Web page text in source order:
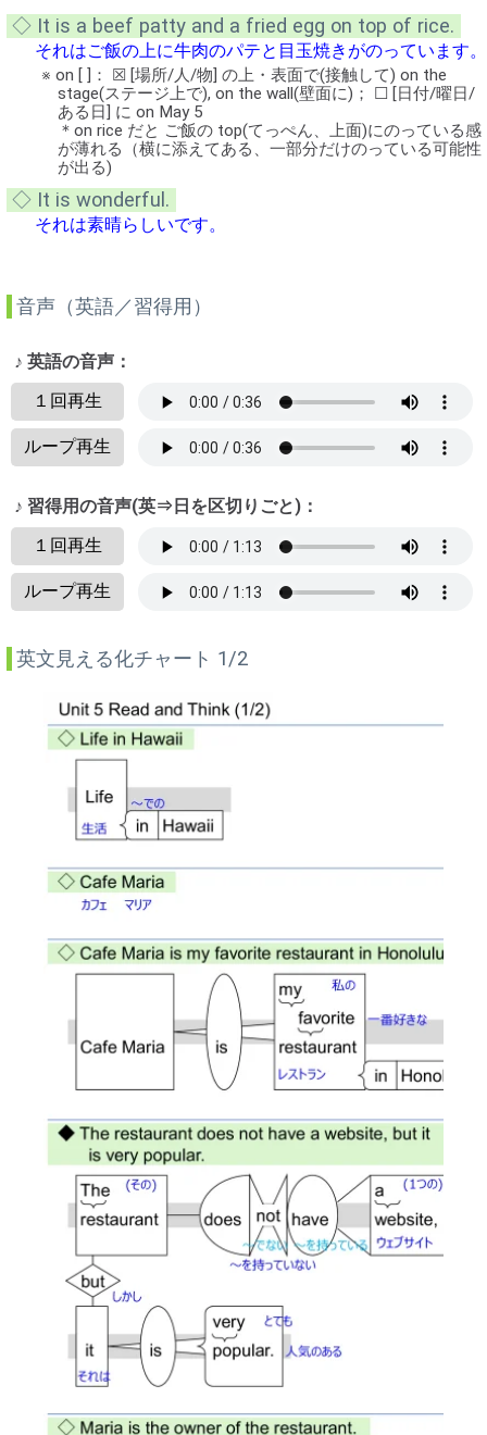
◇ It is a beef patty and a fried egg on top of rice.
それはご飯の上に牛肉のパテと目玉焼きがのっています。
※ on [ ]： ☒ [場所/人/物] の上・表面で(接触して) on the
stage(ステージ上で), on the wall(壁面に)； ☐ [日付/曜日/
ある日] に on May 5
＊on rice だと ご飯の top(てっぺん、上面)にのっている感
が薄れる（横に添えてある、一部分だけのっている可能性
が出る)
◇ It is wonderful.
それは素晴らしいです。
音声（英語／習得用）
♪ 英語の音声：
１回再生
ループ再生
♪ 習得用の音声(英⇒日を区切りごと)：
１回再生
ループ再生
英文見える化チャート 1/2